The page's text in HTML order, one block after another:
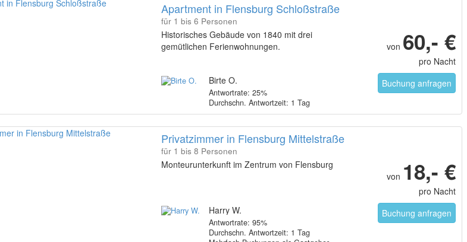
Apartment in Flensburg Schloßstraße
für 1 bis 6 Personen
Historisches Gebäude von 1840 mit drei
gemütlichen Ferienwohnungen.
Birte O.
Antwortrate: 25%
Durchschn. Antwortzeit: 1 Tag
von 60,- €
pro Nacht
Buchung anfragen
Privatzimmer in Flensburg Mittelstraße
für 1 bis 8 Personen
Monteurunterkunft im Zentrum von Flensburg
Harry W.
Antwortrate: 95%
Durchschn. Antwortzeit: 1 Tag
von 18,- €
pro Nacht
Buchung anfragen